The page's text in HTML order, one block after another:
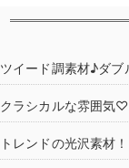
ツイード調素材♪ダブ
クラシカルな雰囲気
トレンドの光沢素材